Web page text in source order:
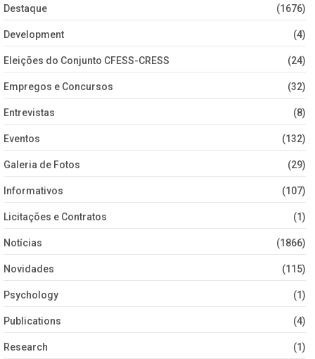
Destaque (1676)
Development (4)
Eleições do Conjunto CFESS-CRESS (24)
Empregos e Concursos (32)
Entrevistas (8)
Eventos (132)
Galeria de Fotos (29)
Informativos (107)
Licitações e Contratos (1)
Notícias (1866)
Novidades (115)
Psychology (1)
Publications (4)
Research (1)